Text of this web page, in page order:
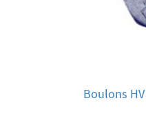
Boulons